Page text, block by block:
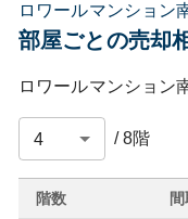
ロワールマンション
部屋ごとの売却
ロワールマンション
/8階
階数 間